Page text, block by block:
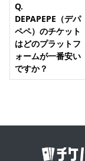
Q.
DEPAPEPE（デパ
ペペ）のチケット
はどのプラットフ
ォームが一番安い
ですか？